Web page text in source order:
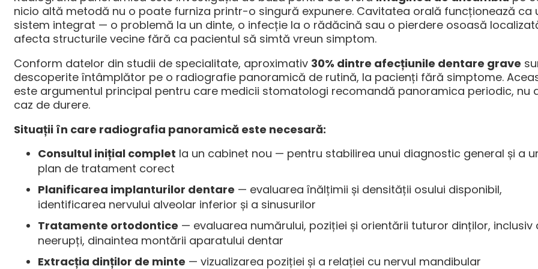
nicio altă metodă nu o poate furniza printr-o singură expunere. Cavitatea orală funcționează ca
sistem integrat — o problemă la un dinte, o infecție la o rădăcină sau o pierdere osoasă
afecta structurile vecine fără ca pacientul să simtă vreun simptom.
Conform datelor din studii de specialitate, aproximativ 30% dintre afecțiunile dentare grave
descoperite întâmplător pe o radiografie panoramică de rutină, la pacienți fără simptome.
este argumentul principal pentru care medicii stomatologi recomandă panoramica periodic, nu
caz de durere.
Situații în care radiografia panoramică este necesară:
Consultul inițial complet la un cabinet nou — pentru stabilirea unui diagnostic general și a
plan de tratament corect
Planificarea implanturilor dentare — evaluarea înălțimii și densității osului disponibil,
identificarea nervului alveolar inferior și a sinusurilor
Tratamente ortodontice — evaluarea numărului, poziției și orientării tuturor dinților, inclusiv
neerupți, dinaintea montării aparatului dentar
Extracția dinților de minte — vizualizarea poziției și a relației cu nervul mandibular